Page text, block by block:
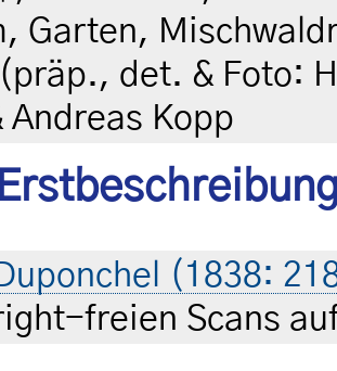
Garten,
det. & Foto:
Andreas Kopp
(1838:
freien Scans